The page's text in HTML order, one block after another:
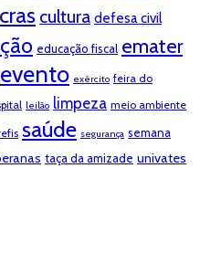
cras cultura defesa civil
educação fiscal emater
evento exército feira do
leilão limpeza meio ambiente
saúde segurança semana
taça da amizade univates